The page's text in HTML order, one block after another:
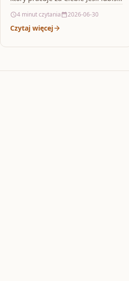
wyraźnym,…
4 minut czytania 2026-06-30
Czytaj więcej